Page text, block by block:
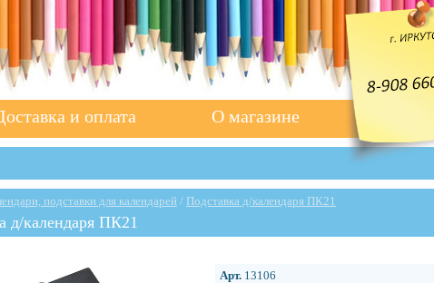
и оплата О магазине
подставки для календарей / Подставка д/календаря ПК21
д/календаря ПК21
Арт. 13106